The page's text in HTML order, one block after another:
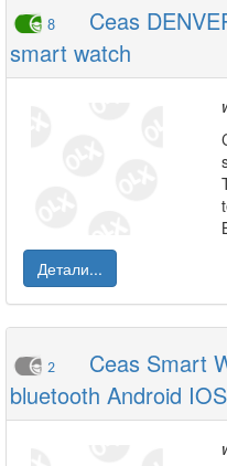
8
Ceas
smart watch
Детали...
2
Ceas Smart
bluetooth Android IOS